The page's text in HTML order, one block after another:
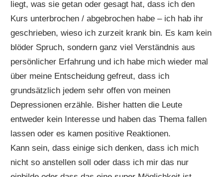
liegt, was sie getan oder gesagt hat, dass ich den
Kurs unterbrochen / abgebrochen habe – ich hab ihr
geschrieben, wieso ich zurzeit krank bin. Es kam kein
blöder Spruch, sondern ganz viel Verständnis aus
persönlicher Erfahrung und ich habe mich wieder mal
über meine Entscheidung gefreut, dass ich
grundsätzlich jedem sehr offen von meinen
Depressionen erzähle. Bisher hatten die Leute
entweder kein Interesse und haben das Thema fallen
lassen oder es kamen positive Reaktionen.
Kann sein, dass einige sich denken, dass ich mich
nicht so anstellen soll oder dass ich mir das nur